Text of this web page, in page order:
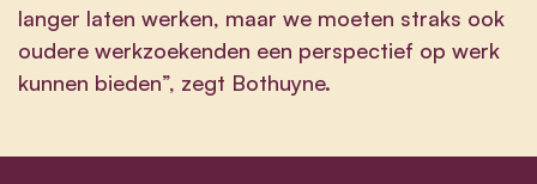
langer laten werken, maar we moeten straks ook
oudere werkzoekenden een perspectief op werk
kunnen bieden”, zegt Bothuyne.